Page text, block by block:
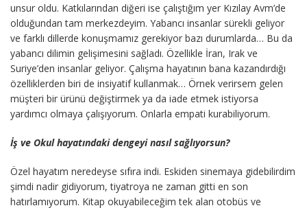
unsur oldu. Katkılarından diğeri ise çalıştığım yer Kızılay Avm’de
olduğundan tam merkezdeyim. Yabancı insanlar sürekli geliyor
ve farklı dillerde konuşmamız gerekiyor bazı durumlarda… Bu da
yabancı dilimin gelişimesini sağladı. Özellikle İran, Irak ve
Suriye’den insanlar geliyor. Çalışma hayatının bana kazandırdığı
özelliklerden biri de insiyatif kullanmak… Örnek verirsem gelen
müşteri bir ürünü değiştirmek ya da iade etmek istiyorsa
yardımcı olmaya çalışıyorum. Onlarla empati kurabiliyorum.
İş ve Okul hayatındaki dengeyi nasıl sağlıyorsun?
Özel hayatım neredeyse sıfıra indi. Eskiden sinemaya gidebilirdim
şimdi nadir gidiyorum, tiyatroya ne zaman gitti en son
hatırlamıyorum. Kitap okuyabileceğim tek alan otobüs ve